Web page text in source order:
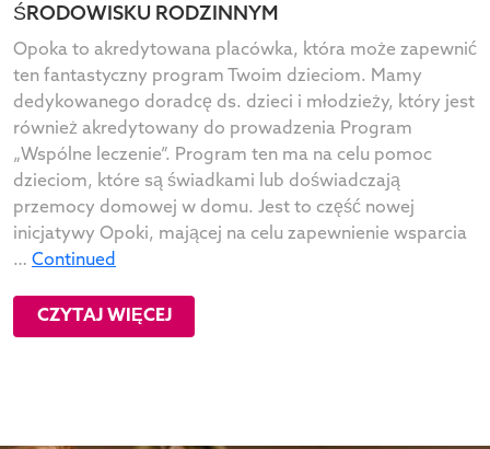
ŚRODOWISKU RODZINNYM
Opoka to akredytowana placówka, która może zapewnić
ten fantastyczny program Twoim dzieciom. Mamy
dedykowanego doradcę ds. dzieci i młodzieży, który jest
również akredytowany do prowadzenia Program
„Wspólne leczenie”. Program ten ma na celu pomoc
dzieciom, które są świadkami lub doświadczają
przemocy domowej w domu. Jest to część nowej
inicjatywy Opoki, mającej na celu zapewnienie wsparcia
… Continued
CZYTAJ WIĘCEJ